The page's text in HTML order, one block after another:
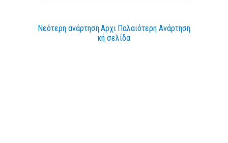
Νεότερη ανάρτηση Παλαιότερη Ανάρτηση
Αρχι
κή σελίδα